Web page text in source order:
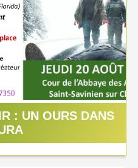
: UN OURS DANS